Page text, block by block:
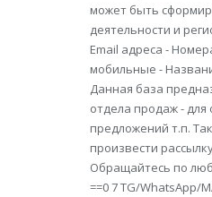
может быть
деятельности и
Email адреса -
мобильные -
Данная база
отдела продаж -
предложений т.п.
произвести
Обращайтесь по
==0 7 TG/WhatsApp/